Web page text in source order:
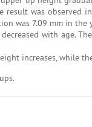
result was observed
was 7.09 mm in the
with age.
increases, while